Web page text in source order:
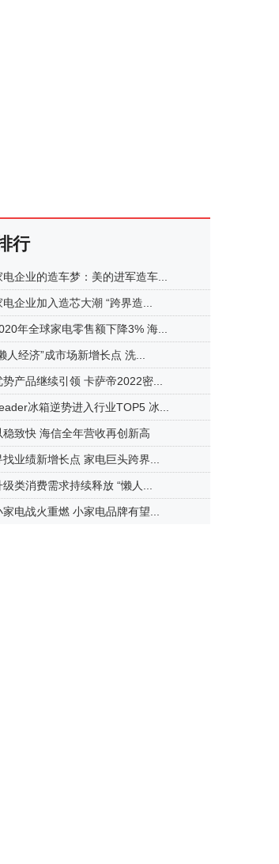
行
电企业的造车梦：美的进军造车...
电企业加入造芯大潮 “跨界造...
年全球家电零售额下降3% 海...
人经济”成市场新增长点 洗...
势产品继续引领 卡萨帝2022密...
冰箱逆势进入行业TOP5 冰...
稳致快 海信全年营收再创新高
找业绩新增长点 家电巨头跨界...
级类消费需求持续释放 “懒人...
家电战火重燃 小家电品牌有望...